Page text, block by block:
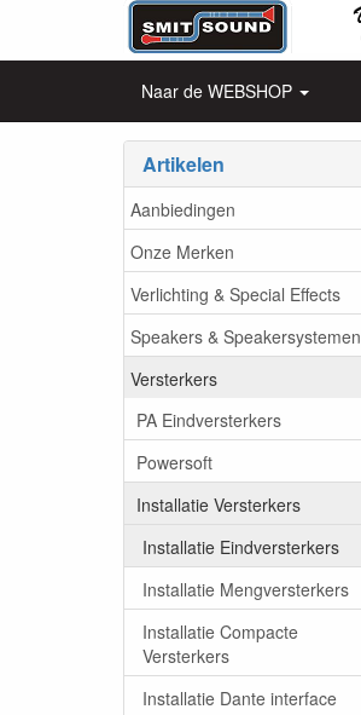
Naar de WEBSHOP
Artikelen
Aanbiedingen
Onze Merken
Verlichting & Special Effects
Speakers & Speakersystemen
Versterkers
PA Eindversterkers
Powersoft
Installatie Versterkers
Installatie Eindversterkers
Installatie Mengversterkers
Installatie Compacte
Versterkers
Installatie Dante interface